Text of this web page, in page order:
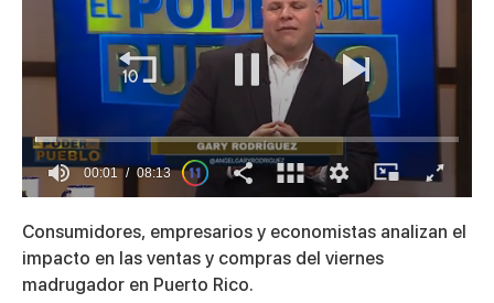
seconds
of
8
minutes,
13
00:01 08:13
Consumidores, empresarios y economistas analizan el
impacto en las ventas y compras del viernes
madrugador en Puerto Rico.